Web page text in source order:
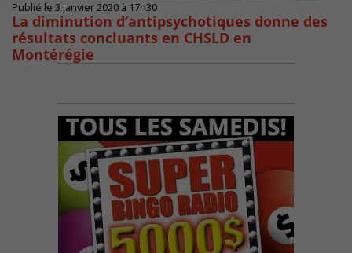
Publié le 3 janvier 2020 à 17h30
La diminution d’antipsychotiques donne des
résultats concluants en CHSLD en
Montérégie